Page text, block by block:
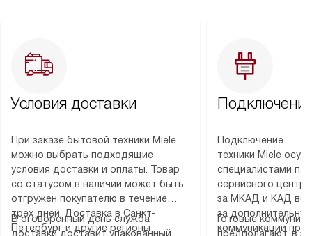
Условия доставки
При заказе бытовой техники Miele
можно выбрать подходящие
условия доставки и оплаты. Товар
со статусом в наличии может быть
отгружен покупателю в течение
трех дней. Доставка в Санкт-
Петербург и другие регионы
В оговоренный день служба
доставки доставит упакованный
Подключение
техники Miele
специалистами
сервисного
за МКАД и КАД
за
коммуникации
Готовые
предполагают, в